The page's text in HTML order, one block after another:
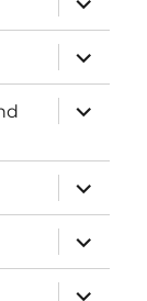
anzeigen
anzeigen
anzeigen
anzeigen
anzeigen